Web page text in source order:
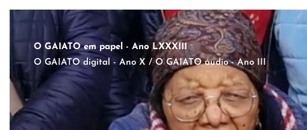
O GAIATO em papel - Ano LXXXIII
O GAIATO digital - Ano X / O GAIATO áudio - Ano III